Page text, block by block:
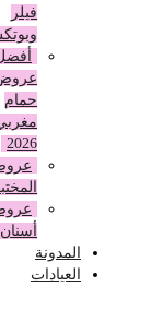
وبوتكس
أفضل
عروض
حمام
مغربي
عروض
المختبر
عروض
أسنان
المدونة
العيادات